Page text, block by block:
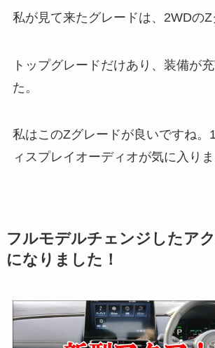
私が見て来たグレードは、2WDのZ
トップグレードだけあり、装備が
た。
私はこのZグレードが良いですね。
ィスプレイオーディオが気に入りま
フルモデルチェンジしたア
になりました！